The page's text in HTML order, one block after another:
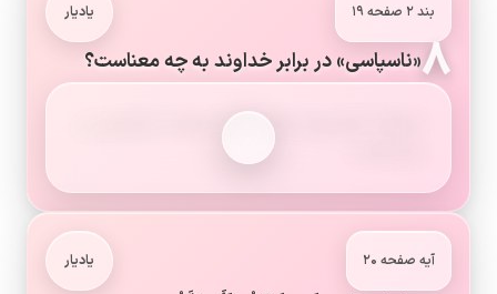
بند ۲ صفحه ۱۹ یادیار
۸«ناسپاسی» در برابر خداوند به چه معناست؟
استفاده ناصحیح از نعمت‌های خداوند، ناسپاسی در
آیه صفحه ۲۰ یادیار